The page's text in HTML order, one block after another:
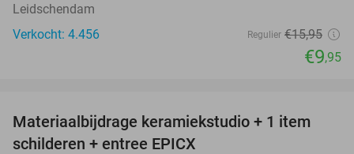
Leidschendam
Verkocht: 4.456
Regulier €15,95
€9,95
41%
Materiaalbijdrage keramiekstudio + 1 item
schilderen + entree EPICX